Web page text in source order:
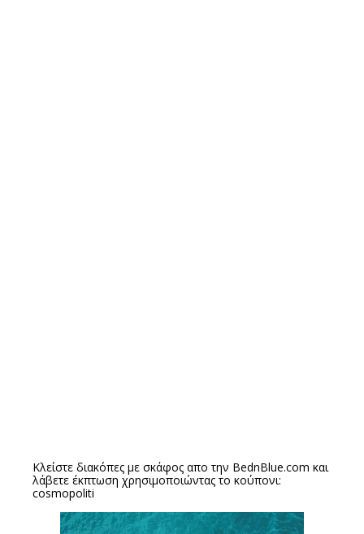
Κλείστε διακόπες με σκάφος απο την BednBlue.com και
λάβετε έκπτωση χρησιμοποιώντας το κούπονι:
cosmopoliti